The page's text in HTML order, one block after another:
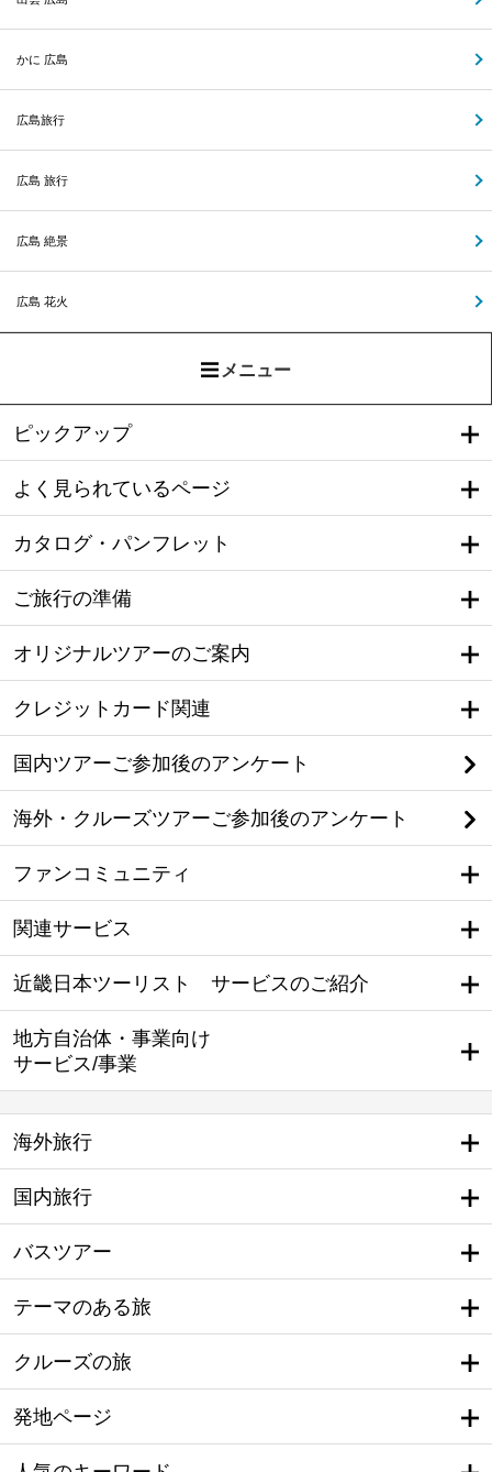
かに 広島
広島旅行
広島 旅行
広島 絶景
広島 花火
メニュー
ピックアップ
よく見られているページ
カタログ・パンフレット
ご旅行の準備
オリジナルツアーのご案内
クレジットカード関連
国内ツアーご参加後のアンケート
海外・クルーズツアーご参加後のアンケート
ファンコミュニティ
関連サービス
近畿日本ツーリスト サービスのご紹介
地方自治体・事業向け
サービス/事業
海外旅行
国内旅行
バスツアー
テーマのある旅
クルーズの旅
発地ページ